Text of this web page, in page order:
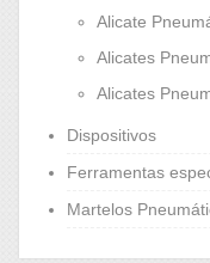
Alicate
Alicates
Alicates
Dispositivos
Ferramentas
Martelos